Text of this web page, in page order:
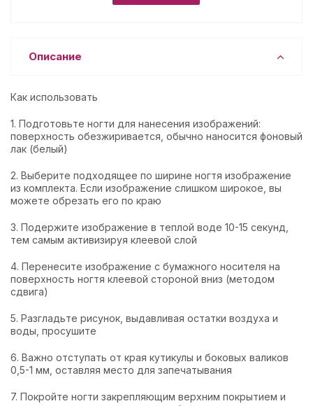
Описание
Как использовать
1. Подготовьте ногти для нанесения изображений:
поверхность обезжиривается, обычно наносится фоновый
лак (белый)
2. Выберите подходящее по ширине ногтя изображение
из комплекта. Если изображение слишком широкое, вы
можете обрезать его по краю
3. Подержите изображение в теплой воде 10-15 секунд,
тем самым активизируя клеевой слой
4. Перенесите изображение с бумажного носителя на
поверхность ногтя клеевой стороной вниз (методом
сдвига)
5. Разгладьте рисунок, выдавливая остатки воздуха и
воды, просушите
6. Важно отступать от края кутикулы и боковых валиков
0,5-1 мм, оставляя место для запечатывания
7. Покройте ногти закрепляющим верхним покрытием и